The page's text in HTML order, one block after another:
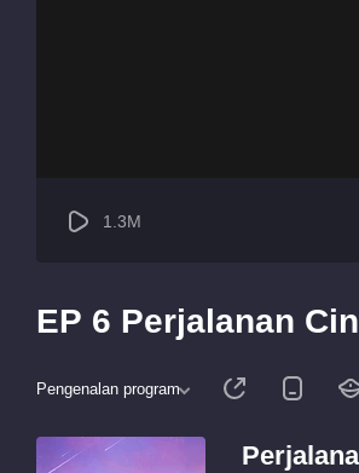
1.3M
EP 6 Perjalanan
Pengenalan program